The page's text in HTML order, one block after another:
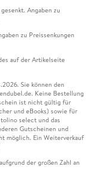
Angaben zu
zu Preissenkungen
auf der Artikelseite
Sie können den
Keine Bestellung
ist nicht gültig für
und eBooks) sowie für
select und das
Gutscheinen und
möglich. Ein Weiterverkauf
der großen Zahl an